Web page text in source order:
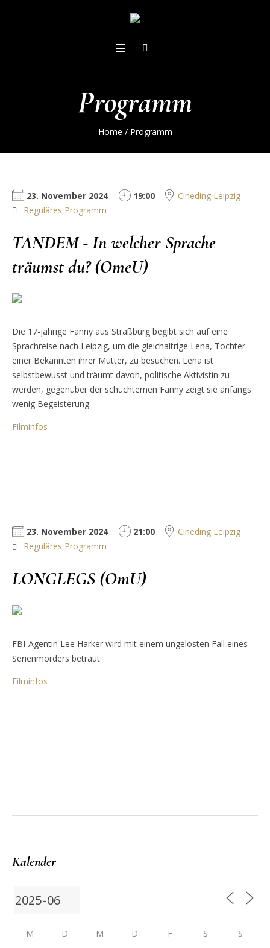
Programm
Home / Programm
23. November 2024 19:00
Cineding Leipzig
Reguläres Programm
TANDEM - In welcher Sprache
träumst du? (OmeU)
Die 17-jährige Fanny aus Straßburg begibt sich auf eine
Sprachreise nach Leipzig, um die gleichaltrige Lena, Tochter
einer Bekannten ihrer Mutter, zu besuchen. Lena ist
selbstbewusst und träumt davon, politische Aktivistin zu
werden, gegenüber der schüchternen Fanny zeigt sie anfangs
wenig Begeisterung.
Filminfos
23. November 2024 21:00
Cineding Leipzig
Reguläres Programm
LONGLEGS (OmU)
FBI-Agentin Lee Harker wird mit einem ungelösten Fall eines
Serienmörders betraut.
Filminfos
Kalender
M D M D F S S